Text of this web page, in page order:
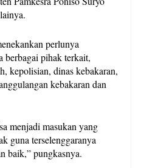
perlunya
berbagai pihak terkait,
kepolisian, dinas kebakaran,
kebakaran dan
menjadi masukan yang
guna terselenggaranya
baik,” pungkasnya.